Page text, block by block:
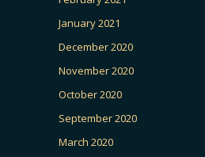
January 2021
December 2020
November 2020
October 2020
September 2020
March 2020